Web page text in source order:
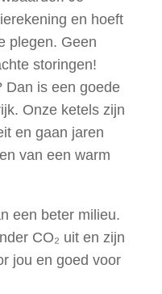
en hoeft
plegen. Geen
storingen!
Dan is een goede
Onze ketels zijn
en gaan jaren
van een warm
een beter milieu.
CO₂ uit en zijn
jou en goed voor